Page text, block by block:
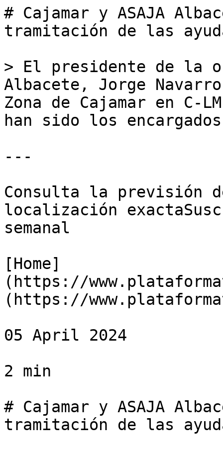
# Cajamar y ASAJA
tramitación de las
> El presidente de la
Albacete, Jorge
Zona de Cajamar en C-
han sido los
---
Consulta la previsión
localización
semanal
[Home]
(https://
(https://
05 April 2024
2 min
# Cajamar y ASAJA
tramitación de las